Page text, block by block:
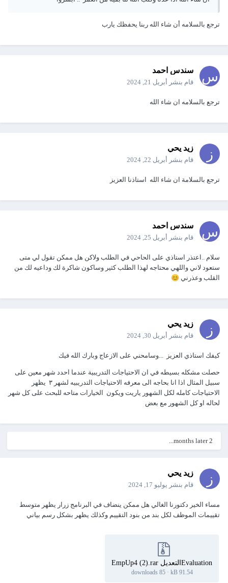
ترجع بالسلامه أن شاء الله ربنا يحفظك يارب
سندس احمد
قام بنشر أبريل 21, 2024
ترجع بالسلامه ان شاء الله
زيد يحي
قام بنشر أبريل 22, 2024
ترجع بالسلامة ان شاء الله استاذنا العزيز
سندس احمد
قام بنشر أبريل 25, 2024
سلام ..اعتذر استاذي على الحاحي في الطلب ولاكن هل ممكن تقول لي متى
ستعود لاني واللهي محتاجه لهذا الطلب كثير وساكون شاكرة لك وداعيه لك من
القلب وعذرني 😊
زيد يحي
قام بنشر أبريل 30, 2024
كيفك استاذي العزيز ...وسامحني على الازعاج وبارك الله فيك
حصلت مشكله بسيطه في ان الاحتياجات التدريبية عندما احدد شهر معين على
سبيل المثال اذا انا بحاجه الى معرفه الاحتياجات التدريبيه لشهر ٣ يظهر
الاحتياجات كامله لكل الشهور ياريت ويكون الخيارات متاحه للبحث على كل شهر
لحاله او كل الشهور مع بعض
2 months later...
زيد يحي
قام بنشر يوليو 17, 2024
مساء الخير دكتورنا الغالي هل ممكن ينضاف في البرنامج زرار يظهر متوسط
تقييمات الموظف لكل بند من بنود التقييم وكذلك يظهر بشكل رسم بياني
Evaluationالتعديل EmpUp4 (2).rar
91.54 kB
·
85 downloads